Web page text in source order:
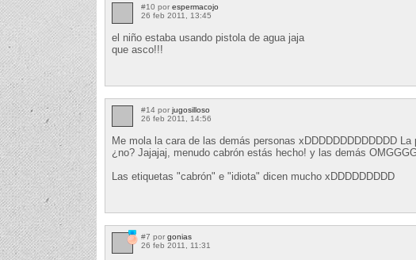
#10 por espermacojo
26 feb 2011, 13:45
el niño estaba usando pistola de agua jaja
que asco!!!
#14 por jugosilloso
26 feb 2011, 14:56
Me mola la cara de las demás personas xDDDDDDDDDDDDD
¿no? Jajajaj, menudo cabrón estás hecho! y las demás
Las etiquetas "cabrón" e "idiota" dicen mucho xDDDDDDDDD
#7 por gonias
26 feb 2011, 11:31